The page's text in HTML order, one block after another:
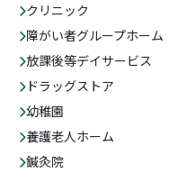
クリニック
障がい者グループホーム
放課後等デイサービス
ドラッグストア
幼稚園
養護老人ホーム
鍼灸院